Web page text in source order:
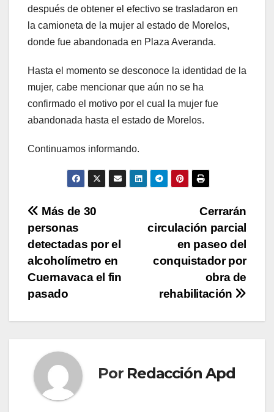
después de obtener el efectivo se trasladaron en
la camioneta de la mujer al estado de Morelos,
donde fue abandonada en Plaza Averanda.
Hasta el momento se desconoce la identidad de la
mujer, cabe mencionar que aún no se ha
confirmado el motivo por el cual la mujer fue
abandonada hasta el estado de Morelos.
Continuamos informando.
Navegación
de
entradas
Cerrarán
circulación parcial
en paseo del
conquistador por
obra de
rehabilitación
Más de 30
personas
detectadas por el
alcoholímetro en
Cuernavaca el fin
pasado
Por Redacción Apd